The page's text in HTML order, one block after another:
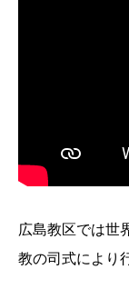
広島教区では世
教の司式により